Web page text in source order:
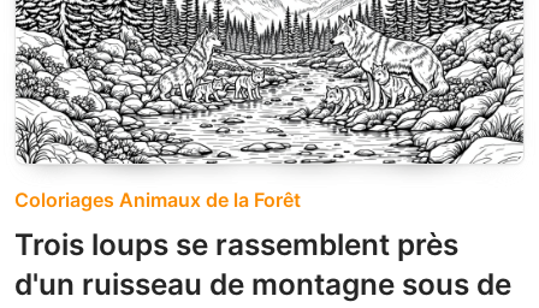
Coloriages Animaux de la Forêt
Trois loups se rassemblent près
d'un ruisseau de montagne sous de